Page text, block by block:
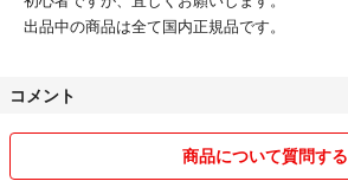
出品中の商品は全て国内正規品です。
コメント
商品について質問する